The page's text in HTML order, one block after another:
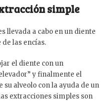
simple
llevada a cabo en un diente
de las encías.
el diente con un
y finalmente el
alveolo con la ayuda de un
extracciones simples son